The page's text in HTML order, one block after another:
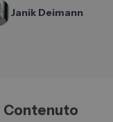
Janik Deimann
Contenuto